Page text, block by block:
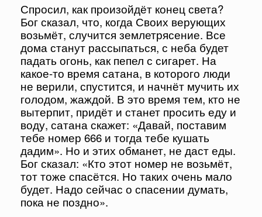
Спросил, как произойдёт конец света?
Бог сказал, что, когда Своих верующих
возьмёт, случится землетрясение. Все
дома станут рассыпаться, с неба будет
падать огонь, как пепел с сигарет. На
какое-то время сатана, в которого люди
не верили, спустится, и начнёт мучить их
голодом, жаждой. В это время тем, кто не
вытерпит, придёт и станет просить еду и
воду, сатана скажет: «Давай, поставим
тебе номер 666 и тогда тебе кушать
дадим». Но и этих обманет, не даст еды.
Бог сказал: «Кто этот номер не возьмёт,
тот тоже спасётся. Но таких очень мало
будет. Надо сейчас о спасении думать,
пока не поздно».